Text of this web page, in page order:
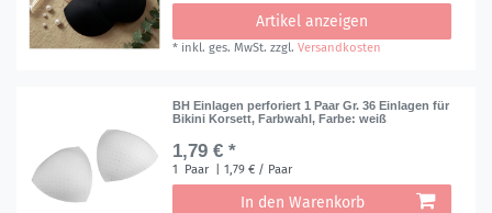
Artikel anzeigen
* inkl. ges. MwSt. zzgl.Versandkosten
BH Einlagen perforiert 1 Paar Gr. 36 Einlagen für
Bikini Korsett, Farbwahl, Farbe: weiß
1,79 € *
1 Paar | 1,79 € / Paar
In den Warenkorb